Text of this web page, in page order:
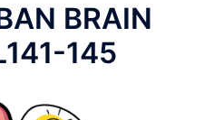
BRAIN
145